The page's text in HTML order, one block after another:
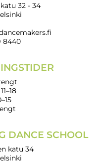
32 - 34
8440
DANCE SCHOOL
katu 34